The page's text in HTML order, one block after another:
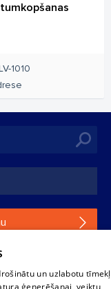
1010
vienkāršu
un uzlabotu
ģenerēšanai, veiktu